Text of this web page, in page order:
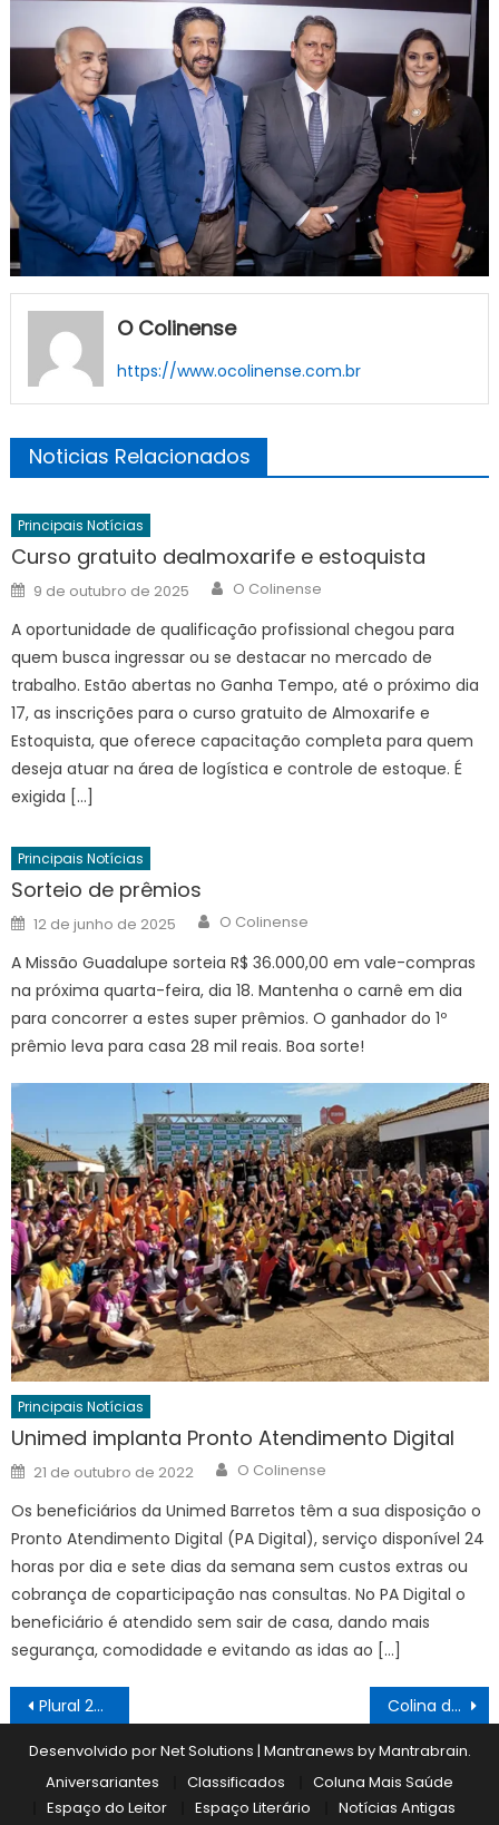
O Colinense
https://www.ocolinense.com.br
Noticias Relacionados
Principais Notícias
Curso gratuito dealmoxarife e estoquista
Posted
on
9 de outubro de 2025 Author
O Colinense
A oportunidade de qualificação profissional chegou para
quem busca ingressar ou se destacar no mercado de
trabalho. Estão abertas no Ganha Tempo, até o próximo dia
17, as inscrições para o curso gratuito de Almoxarife e
Estoquista, que oferece capacitação completa para quem
deseja atuar na área de logística e controle de estoque. É
exigida […]
Principais Notícias
Sorteio de prêmios
Posted
on
12 de junho de 2025 Author
O Colinense
A Missão Guadalupe sorteia R$ 36.000,00 em vale-compras
na próxima quarta-feira, dia 18. Mantenha o carnê em dia
para concorrer a estes super prêmios. O ganhador do 1º
prêmio leva para casa 28 mil reais. Boa sorte!
Principais Notícias
Unimed implanta Pronto Atendimento Digital
Posted
on
21 de outubro de 2022 Author
O Colinense
Os beneficiários da Unimed Barretos têm a sua disposição o
Pronto Atendimento Digital (PA Digital), serviço disponível 24
horas por dia e sete dias da semana sem custos extras ou
cobrança de coparticipação nas consultas. No PA Digital o
beneficiário é atendido sem sair de casa, dando mais
segurança, comodidade e evitando as idas ao […]
Navegação
de
Post
Plural 29/06 Colina dá adeus ao ex-prefeito Mário de Felício
Desenvolvido por Net Solutions | Mantranews byMantrabrain.
Aniversariantes
Classificados
Coluna Mais Saúde
Espaço do Leitor
Espaço Literário Notícias Antigas